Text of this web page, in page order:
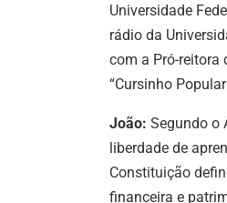
Universidade
rádio da
com a Pró-reitora
“Cursinho
João: Segundo o
liberdade de
Constituição
financeira e